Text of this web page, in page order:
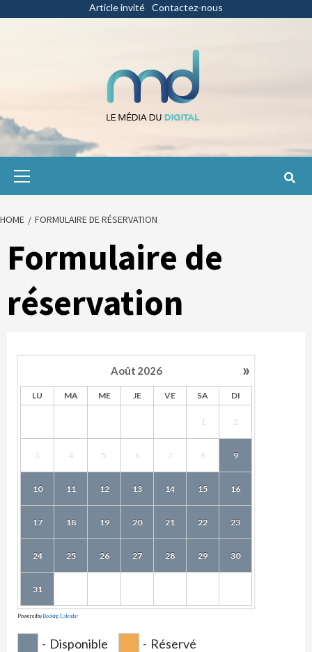
Article invité Contactez-nous
Primary
HOME FORMULAIRE DE RÉSERVATION
Formulaire de
réservation
»
Août 2026
LU MA ME JE VE SA DI
1 2
3 4 5 6 7 8 9
10 11 12 13 14 15 16
17 18 19 20 21 22 23
24 25 26 27 28 29 30
31
Powered by Booking Calendar
- Disponible - Réservé